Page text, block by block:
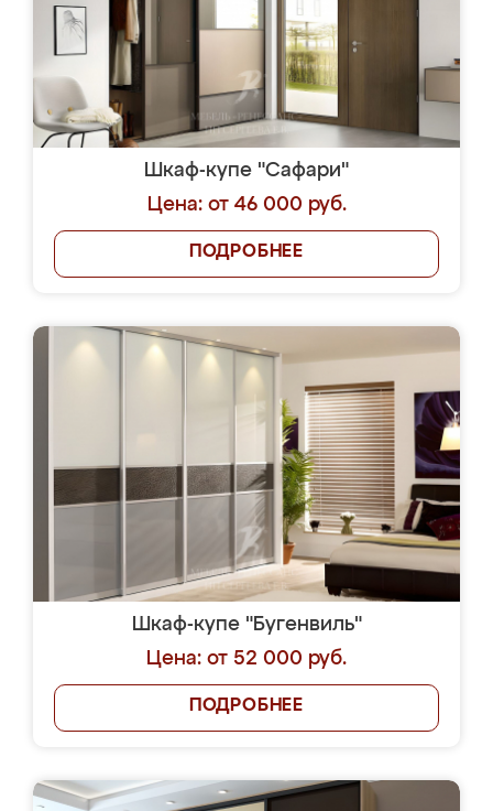
Шкаф-купе "Сафари"
Цена: от 46 000 руб.
ПОДРОБНЕЕ
Шкаф-купе "Бугенвиль"
Цена: от 52 000 руб.
ПОДРОБНЕЕ